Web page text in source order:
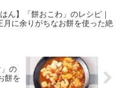
はん】「餅おこわ」のレシピ｜
月に余りがちなお餅を使った絶
」の
餅を